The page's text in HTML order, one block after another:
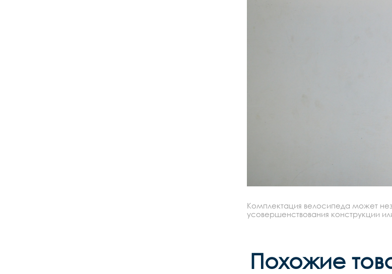
Комплектация велосипеда может
усовершенствования конструкции
Похожие